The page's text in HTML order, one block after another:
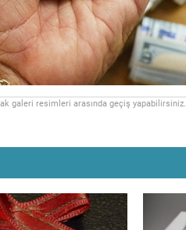
galeri resimleri arasında geçiş yapabilirsiniz.